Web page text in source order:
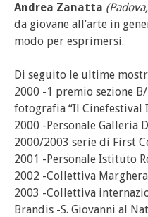
Andrea Zanatta
da giovane all’arte in
modo per esprimersi.
Di seguito le ultime
2000 -1 premio sezione
fotografia “Il Cinefestival
2000 -Personale Galleria
2000/2003 serie di First
2001 -Personale Istituto
2002 -Collettiva
2003 -Collettiva
Brandis -S. Giovanni al